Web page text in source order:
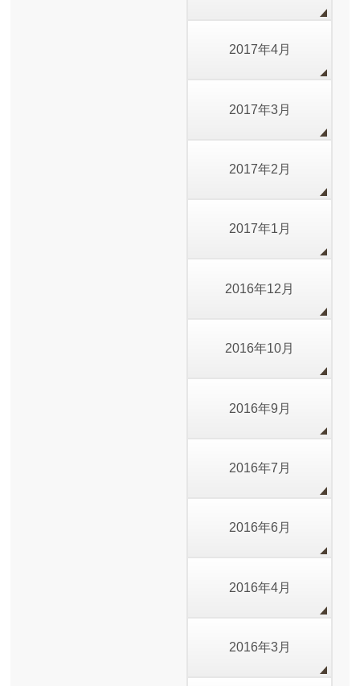
2017年4月
2017年3月
2017年2月
2017年1月
2016年12月
2016年10月
2016年9月
2016年7月
2016年6月
2016年4月
2016年3月